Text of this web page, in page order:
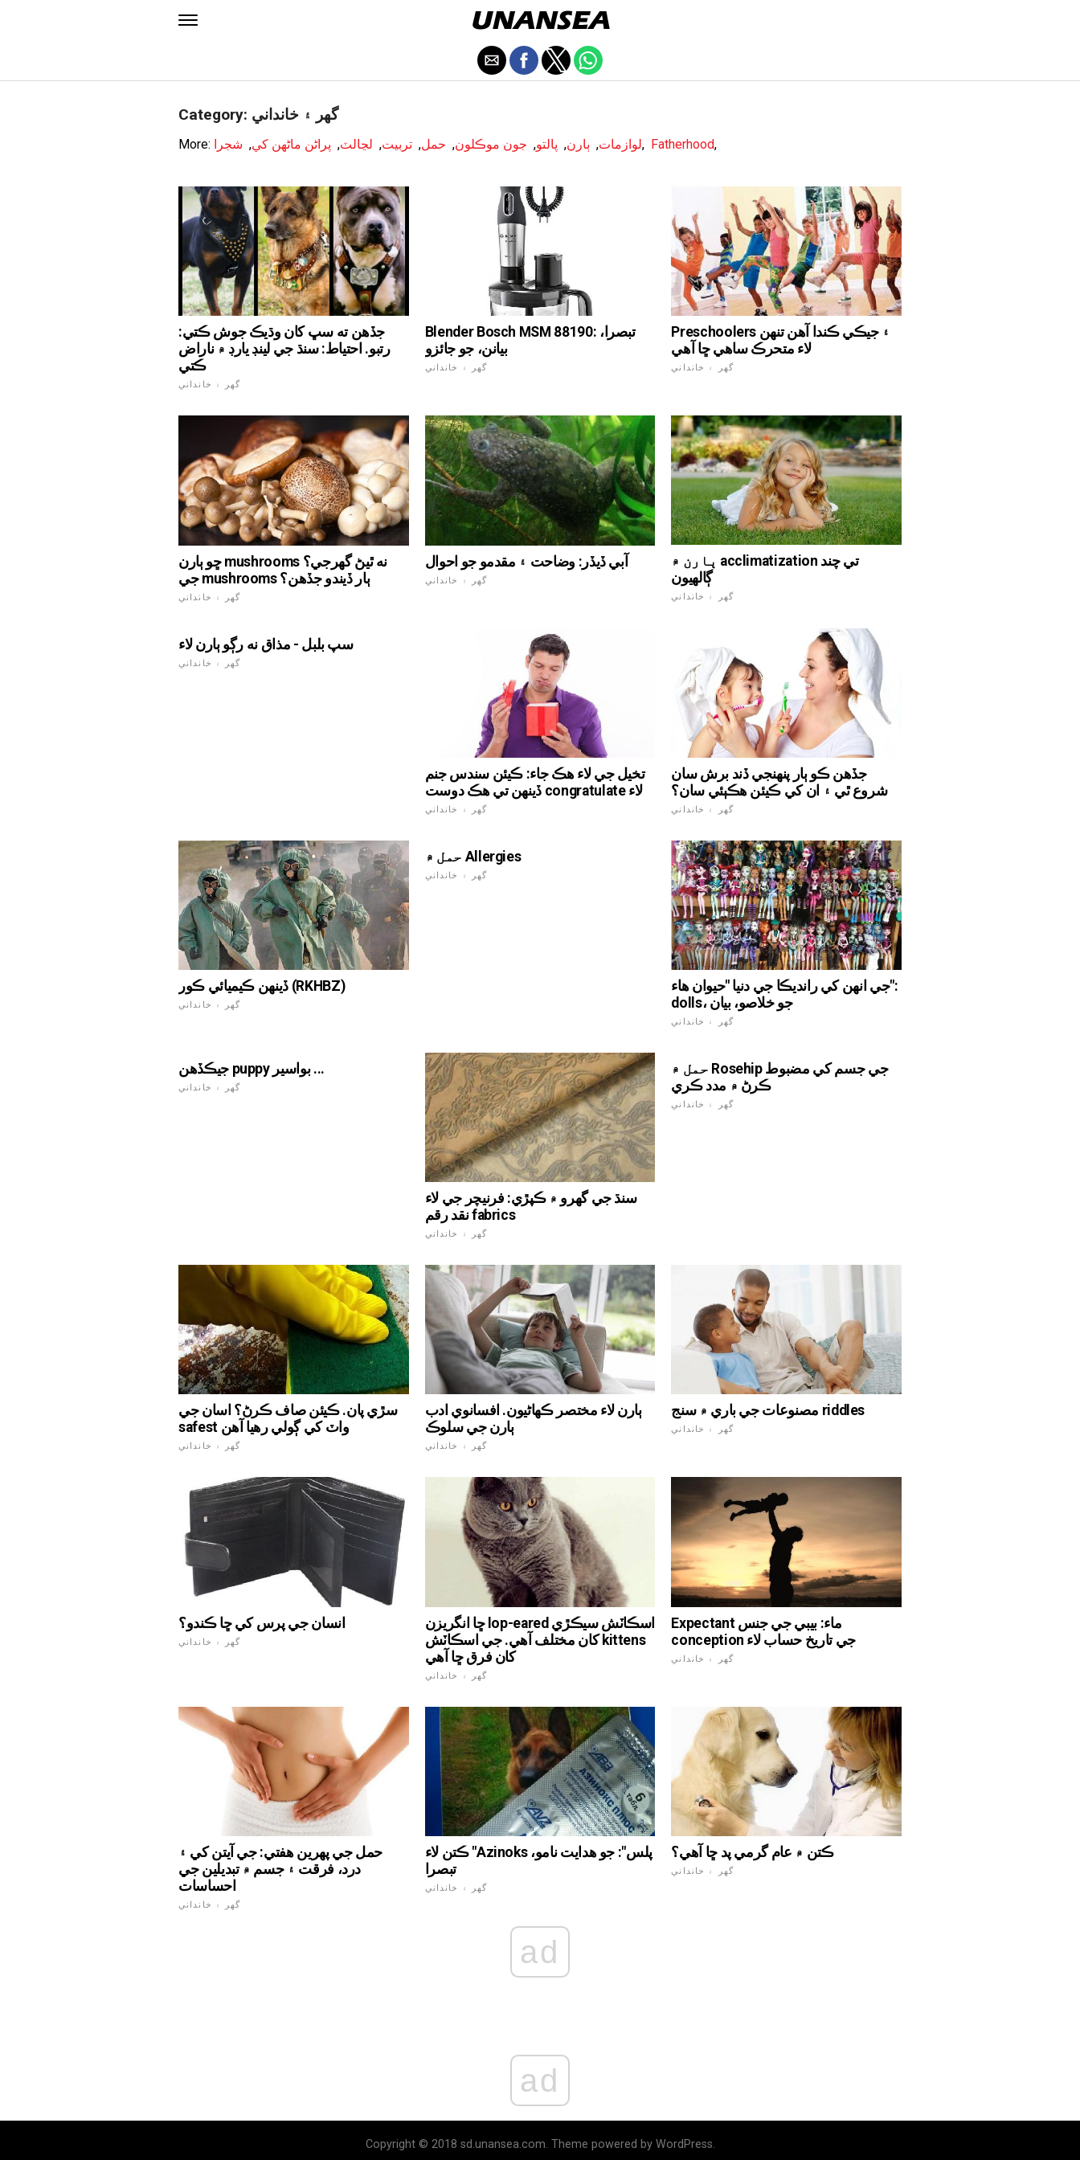
Category: گهر ۽ خانداني
More: لوازمات, ٻارن, پالتو, جون موڪلون, حمل, تربيت, لڃالٽ, پراڻن ماڻهن کي, شجرا , Fatherhood,
جڏهن ته سڀ کان وڌيڪ جوش ڪتي:
رتبو. احتياط: سنڌ جي لينڊ يارڊ ۾ ناراض
ڪتي
گهر ۽ خانداني
Blender Bosch MSM 88190: تبصرا،
بيانن، جو جائزو
گهر ۽ خانداني
Preschoolers ۽ جيڪي ڪندا آھن تنھن
لاء متحرڪ ساھي ڇا آهي
گهر ۽ خانداني
ڇو ٻارن mushrooms نه ٿيڻ گهرجي؟
جي mushrooms ٻار ڏيندو جڏهن؟
گهر ۽ خانداني
آبي ڏيڏر: وضاحت ۽ مقدمو جو احوال
گهر ۽ خانداني
ٻارن ۾ acclimatization تي چند
ڳالھيون
گهر ۽ خانداني
سپ بلبل - مذاق نه رڳو ٻارن لاء
گهر ۽ خانداني
تخيل جي لاء هڪ جاء: ڪيئن سندس جنم
ڏينهن تي هڪ دوست congratulate لاء
گهر ۽ خانداني
جڏهن ڪو ٻار پنهنجي ڏند برش سان
شروع ٿي ۽ ان کي ڪيئن هڪٻئي سان؟
گهر ۽ خانداني
ڏينھن ڪيميائي ڪور (RKHBZ)
گهر ۽ خانداني
حمل ۾ Allergies
گهر ۽ خانداني
جي انهن کي رانديڪا جي دنيا "حيوان هاء":
dolls، جو خلاصو، بيان
گهر ۽ خانداني
جيڪڏهن puppy بواسير ...
گهر ۽ خانداني
سنڌ جي گهرو ۾ ڪپڙي: فرنيچر جي لاء
نقد رقم fabrics
گهر ۽ خانداني
حمل ۾ Rosehip جي جسم کي مضبوط
ڪرڻ ۾ مدد ڪري
گهر ۽ خانداني
سڙي پان. ڪيئن صاف ڪرڻ؟ اسان جي
safest واٽ کي ڳولي رھيا آھن
گهر ۽ خانداني
ٻارن لاء مختصر ڪهاڻيون. افسانوي ادب
ٻارن جي سلوڪ
گهر ۽ خانداني
مصنوعات جي باري ۾ سنج riddles
گهر ۽ خانداني
انسان جي پرس کي ڇا ڪندو؟
گهر ۽ خانداني
ڇا انگريزن lop-eared اسڪاٽش سيڪڙي
کان مختلف آهي. جي اسڪاٽش kittens
کان فرق ڇا آهي
گهر ۽ خانداني
Expectant ماء: بيبي جي جنس
conception جي تاريخ حساب لاء
گهر ۽ خانداني
حمل جي پهرين هفتي: جي آيتن کي ۽
درد، فرقت ۽ جسم ۾ تبديلين جي
احساسات
گهر ۽ خانداني
ڪتن لاء "Azinoks پلس": جو هدايت نامو،
تبصرا
گهر ۽ خانداني
ڪتن ۾ عام گرمي پد ڇا آهي؟
گهر ۽ خانداني
ad
ad
Copyright © 2018 sd.unansea.com. Theme powered by WordPress.